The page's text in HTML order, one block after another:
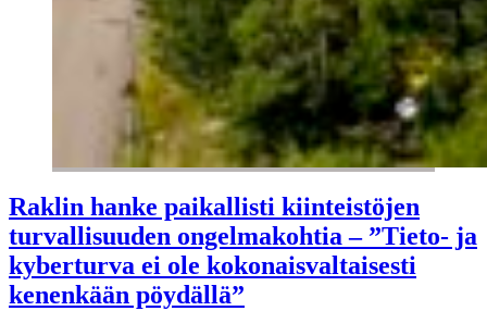
Raklin hanke paikallisti kiinteistöjen
turvallisuuden ongelmakohtia – ”Tieto- ja
kyberturva ei ole kokonaisvaltaisesti
kenenkään pöydällä”